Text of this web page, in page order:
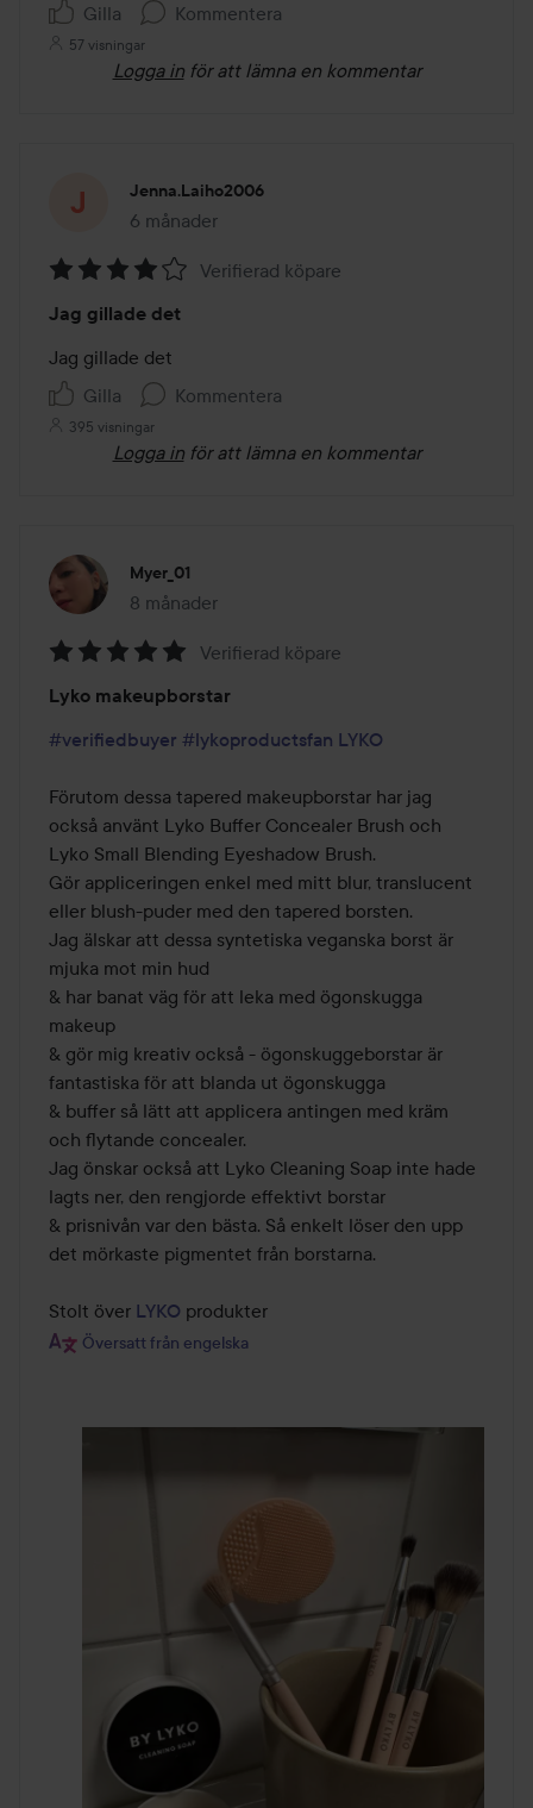
Gilla Kommentera
57 visningar
Logga in för att lämna en kommentar
Jenna.laiho2006
6 månader
Inlägget skapades 6 månader
4
av
5
Verifierad köpare
Jag gillade det
Jag gillade det
Gilla
Kommentera
395 visningar
Logga in för att lämna en kommentar
Myer_01
8 månader
Inlägget skapades 8 månader
5
av
Verifierad köpare
Lyko makeupborstar
#verifiedbuyer #lykoproductsfan LYKO
Förutom dessa tapered makeupborstar har jag
också använt Lyko Buffer Concealer Brush och
Lyko Small Blending Eyeshadow Brush.
Gör appliceringen enkel med mitt blur, translucent
eller blush-puder med den tapered borsten.
Jag älskar att dessa syntetiska veganska borst är
mjuka mot min hud
& har banat väg för att leka med ögonskugga
makeup
& gör mig kreativ också - ögonskuggeborstar är
fantastiska för att blanda ut ögonskugga
& buffer så lätt att applicera antingen med kräm
och flytande concealer.
Jag önskar också att Lyko Cleaning Soap inte hade
lagts ner, den rengjorde effektivt borstar
& prisnivån var den bästa. Så enkelt löser den upp
det mörkaste pigmentet från borstarna.
Stolt över LYKO
Översatt från engelska